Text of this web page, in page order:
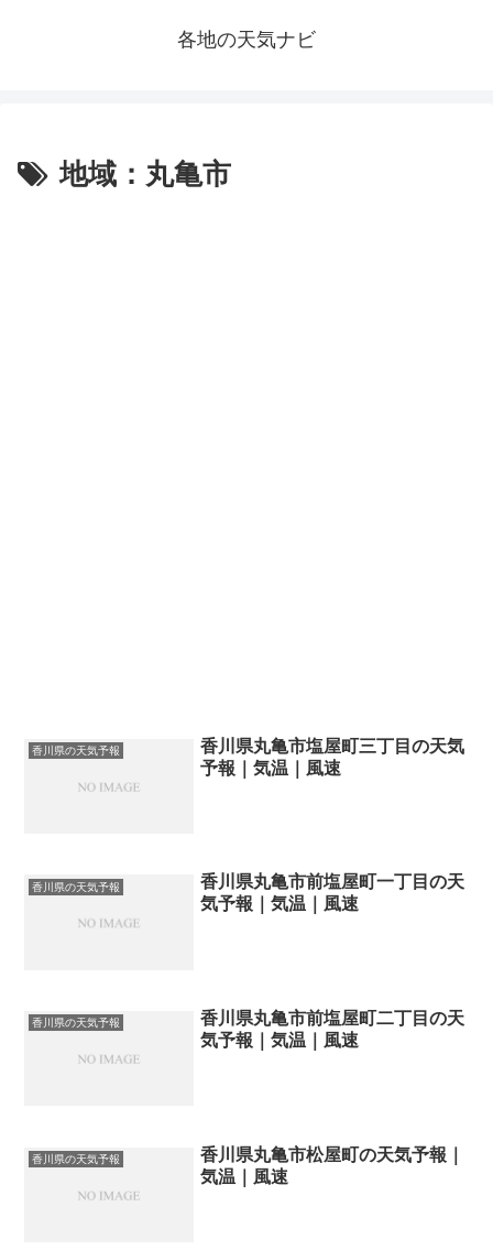
各地の天気ナビ
地域：丸亀市
香川県の天気予報
香川県丸亀市塩屋町三丁目の天気
予報｜気温｜風速
香川県の天気予報
香川県丸亀市前塩屋町一丁目の天
気予報｜気温｜風速
香川県の天気予報
香川県丸亀市前塩屋町二丁目の天
気予報｜気温｜風速
香川県の天気予報
香川県丸亀市松屋町の天気予報｜
気温｜風速